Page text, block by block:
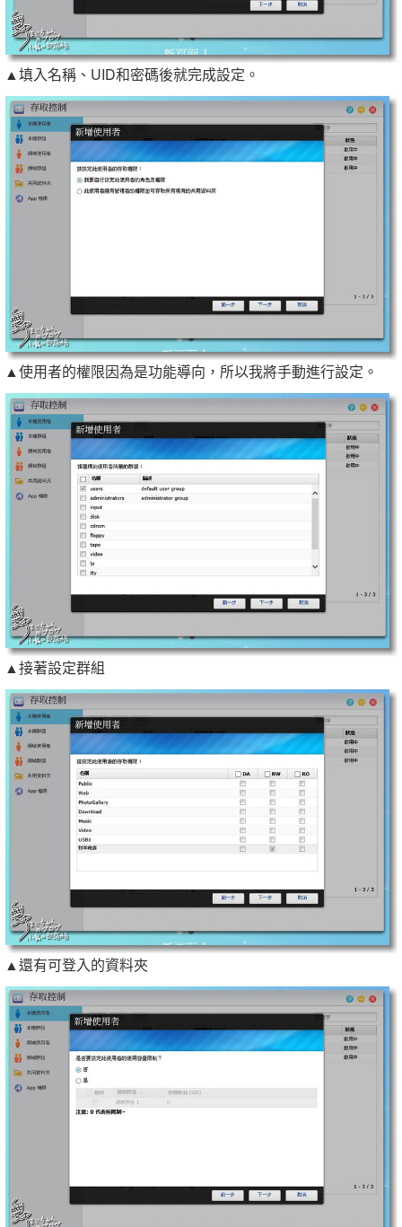
▲填入名稱、UID和密碼後就完成設定。
▲使用者的權限因為是功能導向，所以我將手動進行設定。
▲接著設定群組
▲還有可登入的資料夾